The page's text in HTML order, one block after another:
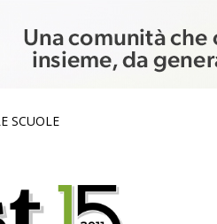
SCUOLE